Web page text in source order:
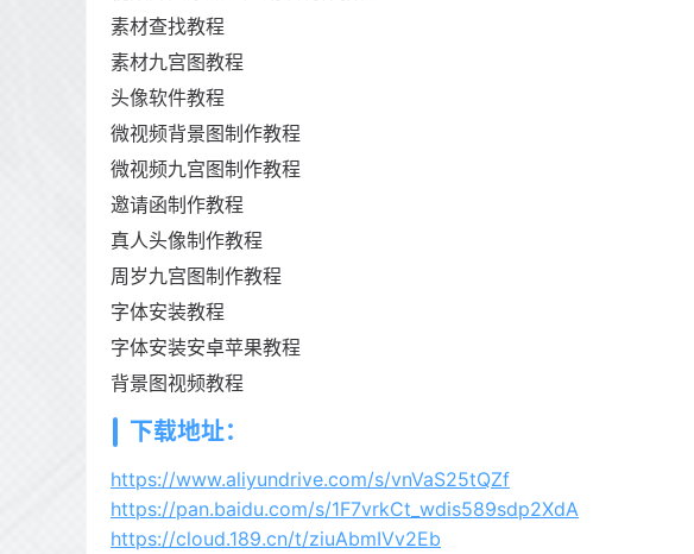
素材查找教程
素材九宫图教程
头像软件教程
微视频背景图制作教程
微视频九宫图制作教程
邀请函制作教程
真人头像制作教程
周岁九宫图制作教程
字体安装教程
字体安装安卓苹果教程
背景图视频教程
下载地址：
https://www.aliyundrive.com/s/vnVaS25tQZf
https://pan.baidu.com/s/1F7vrkCt_wdis589sdp2XdA
https://cloud.189.cn/t/ziuAbmIVv2Eb